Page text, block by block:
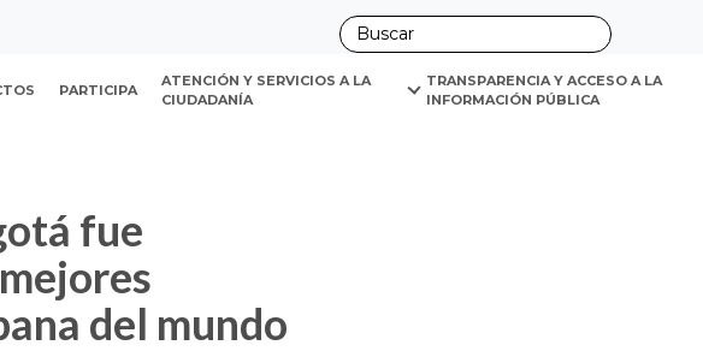
PARTICIPA
ATENCIÓN Y SERVICIOS A LA
CIUDADANÍA
TRANSPARENCIA Y ACCESO A LA
INFORMACIÓN PÚBLICA
mejores iniciativas de innovación urbana del mundo
del mundo